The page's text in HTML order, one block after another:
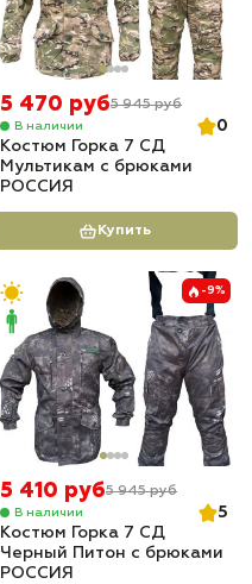
5 470 руб5 945 руб
В наличии
0
Костюм Горка 7 СД
Мультикам с брюками
РОССИЯ
Купить
-9%
5 410 руб5 945 руб
В наличии
5
Костюм Горка 7 СД
Черный Питон с брюками
РОССИЯ